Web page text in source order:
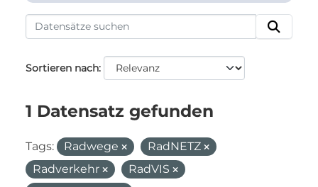
Sortieren nach
1 Datensatz gefunden
Tags: Radwege
RadNETZ
Radverkehr
RadVIS